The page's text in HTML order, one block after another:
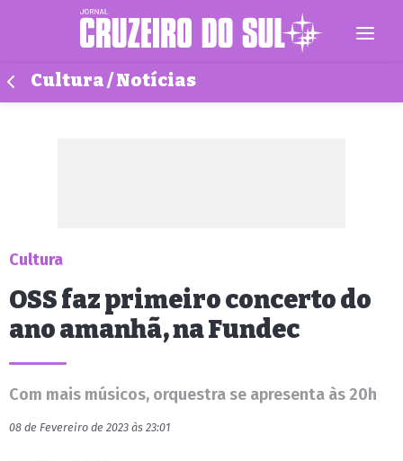
Cultura / Notícias
Cultura
OSS faz primeiro concerto do
ano amanhã, na Fundec
Com mais músicos, orquestra se apresenta às 20h
08 de Fevereiro de 2023 às 23:01